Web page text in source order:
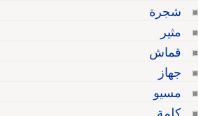
شجرة
مثير
قماش
جهاز
مسيو